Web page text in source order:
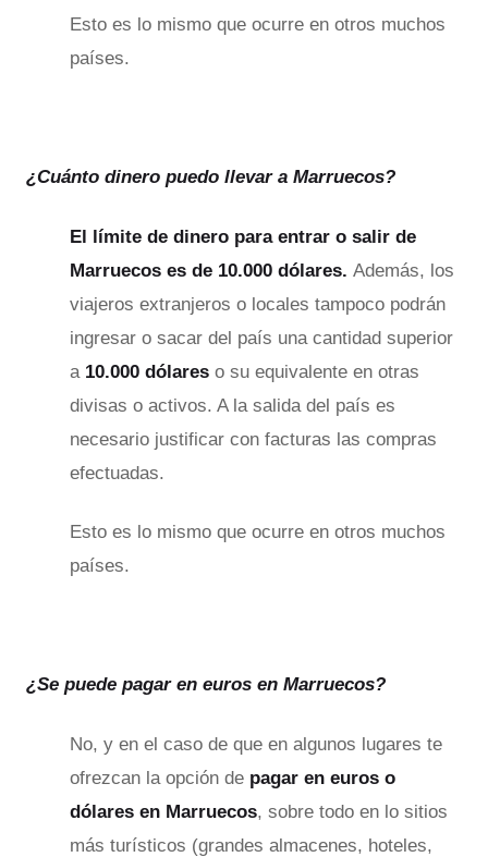
Esto es lo mismo que ocurre en otros muchos
países.
¿Cuánto dinero puedo llevar a Marruecos?
El límite de dinero para entrar o salir de
Marruecos es de 10.000 dólares. Además, los
viajeros extranjeros o locales tampoco podrán
ingresar o sacar del país una cantidad superior
a 10.000 dólares o su equivalente en otras
divisas o activos. A la salida del país es
necesario justificar con facturas las compras
efectuadas.
Esto es lo mismo que ocurre en otros muchos
países.
¿Se puede pagar en euros en Marruecos?
No, y en el caso de que en algunos lugares te
ofrezcan la opción de pagar en euros o
dólares en Marruecos, sobre todo en lo sitios
más turísticos (grandes almacenes, hoteles,